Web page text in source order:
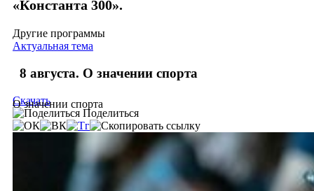
«Константа 300».
Другие программы
Актуальная тема
8 августа. О значении спорта
О значении спорта
Скачать
Поделиться